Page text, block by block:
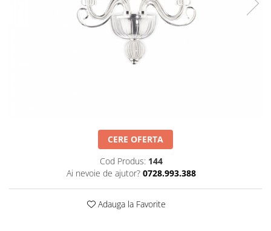
Jardiniere si vase luminoase
CERE OFERTA
Cod Produs: 144
Ai nevoie de ajutor? 0728.993.388
Adauga la Favorite